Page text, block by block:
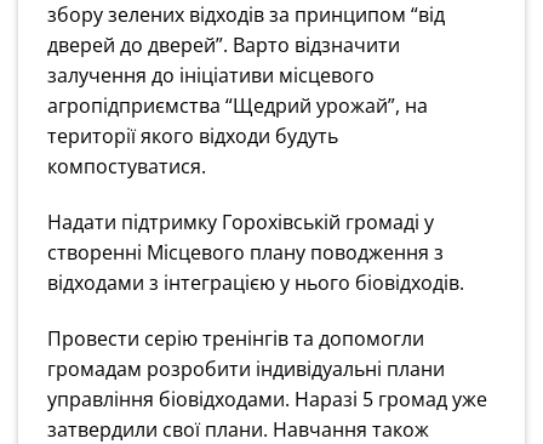
збору зелених відходів за принципом “від
дверей до дверей”. Варто відзначити
залучення до ініціативи місцевого
агропідприємства “Щедрий урожай”, на
території якого відходи будуть
компостуватися.
Надати підтримку Горохівській громаді у
створенні Місцевого плану поводження з
відходами з інтеграцією у нього біовідходів.
Провести серію тренінгів та допомогли
громадам розробити індивідуальні плани
управління біовідходами. Наразі 5 громад уже
затвердили свої плани. Навчання також